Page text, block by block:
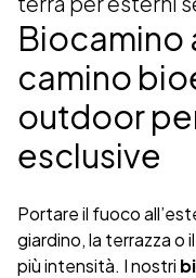
Biocamino
camino
outdoor
esclusive
Portare il fuoco
giardino, la terrazza o
più intensità. I nostri